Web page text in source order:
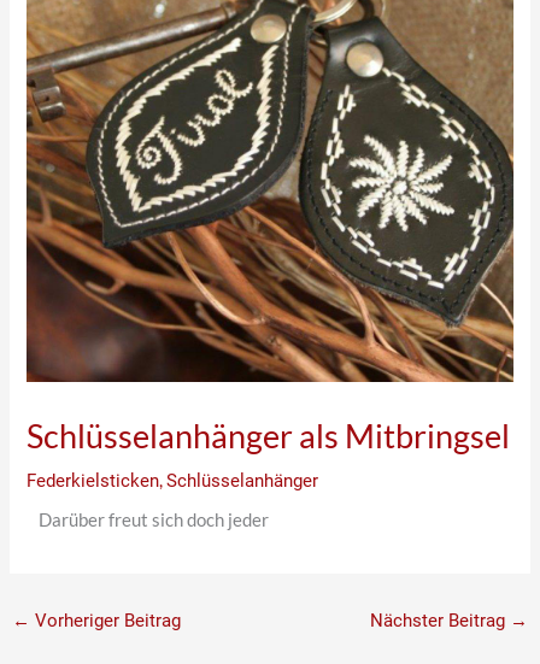
Schlüsselanhänger als Mitbringsel
Federkielsticken,Schlüsselanhänger
Darüber freut sich doch jeder
← Vorheriger Beitrag Nächster Beitrag →